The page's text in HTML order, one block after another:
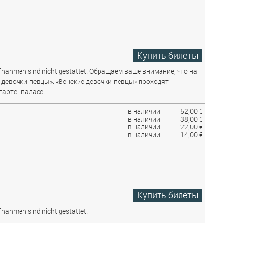
Купить билеты
sind nicht gestattet. Обращаем ваше внимание, что на
певцы». «Венские девочки-певцы» проходят
в наличии
52,00 €
в наличии
38,00 €
в наличии
22,00 €
в наличии
14,00 €
Купить билеты
sind nicht gestattet.